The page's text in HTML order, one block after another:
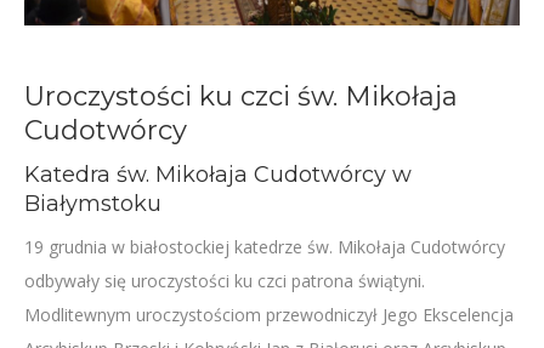
Uroczystości ku czci św. Mikołaja
Cudotwórcy
Katedra św. Mikołaja Cudotwórcy w
Białymstoku
19 grudnia w białostockiej katedrze św. Mikołaja Cudotwórcy
odbywały się uroczystości ku czci patrona świątyni.
Modlitewnym uroczystościom przewodniczył Jego Ekscelencja